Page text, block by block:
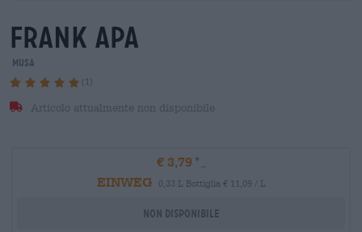
frank apa
MUSA
(1)
Articolo attualmente non disponibile
€ 3,79
EINWEG
0,33 L Bottiglia € 11,09 / L
Non disponibile